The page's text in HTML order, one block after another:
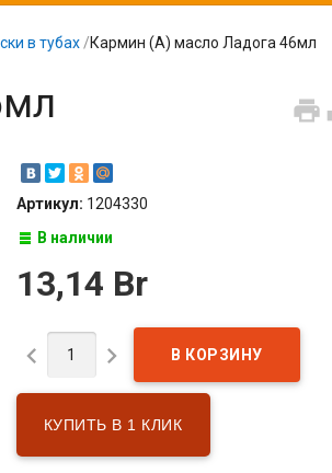
в тубах /Кармин (А) масло Ладога 46мл

Артикул: 1204330
В наличии
13,14 Br
 
КУПИТЬ В 1 КЛИК